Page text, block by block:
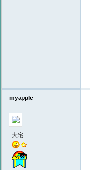
myapple
大宅